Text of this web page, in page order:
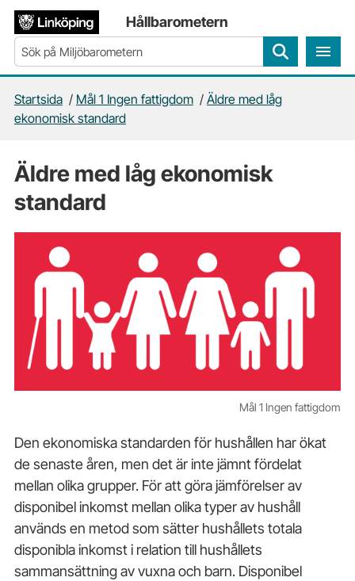
Gå direkt till sidans innehåll
Hållbarometern
Sök
Startsida / Mål 1 Ingen fattigdom / Äldre med låg
ekonomisk standard
Äldre med låg ekonomisk
standard
Mål 1 Ingen fattigdom
Den ekonomiska standarden för hushållen har ökat
de senaste åren, men det är inte jämnt fördelat
mellan olika grupper. För att göra jämförelser av
disponibel inkomst mellan olika typer av hushåll
används en metod som sätter hushållets totala
disponibla inkomst i relation till hushållets
sammansättning av vuxna och barn. Disponibel